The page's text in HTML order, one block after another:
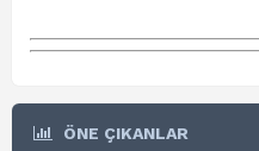
ÖNE ÇIKANLAR